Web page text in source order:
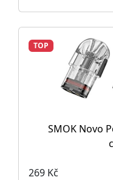
TOP
SMOK Novo
269 Kč